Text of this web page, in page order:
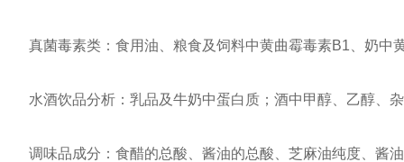
真菌毒素类：食用油、粮食及饲料中黄曲霉毒素B1、奶中
水酒饮品分析：乳品及牛奶中蛋白质；酒中甲醇、乙醇、
调味品成分：食醋的总酸、酱油的总酸、芝麻油纯度、酱油